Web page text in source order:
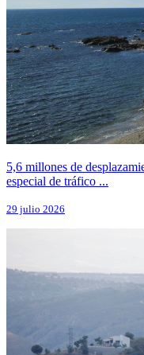
5,6 millones de
especial de tráfico ...
29 julio 2026